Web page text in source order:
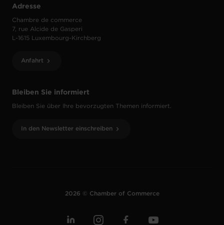
Bleiben Sie informiert
Bleiben Sie über Ihre bevorzugten Themen informiert.
In den Newsletter einschreiben
Adresse
Chambre de commerce
7, rue Alcide de Gasperi
L-1615 Luxembourg-Kirchberg
Anfahrt
2026 © Chamber of Commerce